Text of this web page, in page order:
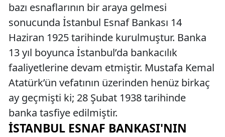
bazı esnaflarının bir araya gelmesi
sonucunda İstanbul Esnaf Bankası 14
Haziran 1925 tarihinde kurulmuştur. Banka
13 yıl boyunca İstanbul’da bankacılık
faaliyetlerine devam etmiştir. Mustafa Kemal
Atatürk’ün vefatının üzerinden henüz birkaç
ay geçmişti ki; 28 Şubat 1938 tarihinde
banka tasfiye edilmiştir.
İSTANBUL ESNAF BANKASI'NIN